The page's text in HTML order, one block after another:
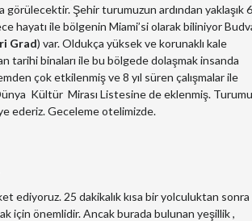
Şehir turumuzun ardından yaklaşık
hayatı ile bölgenin Miami’si olarak biliniyor
Grad) var. Oldukça yüksek ve korunaklı kale
tarihi binaları ile bu bölgede dolaşmak insanda
çok etkilenmiş ve 8 yıl süren çalışmalar ile
Kültür Mirası Listesine de eklenmiş.
ederiz. Geceleme otelimizde.
ediyoruz. 25 dakikalık kısa bir yolculuktan sonra
için önemlidir. Ancak burada bulunan yeşillik ,